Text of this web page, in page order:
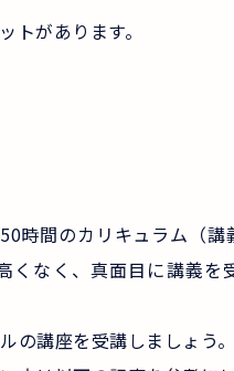
トがあります。
時間のカリキュラム（講
くなく、真面目に講義を
の講座を受講しましょう